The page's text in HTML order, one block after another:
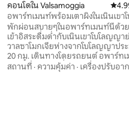
จาก 5, 118 รีวิว
คอนโดใน Valsamoggia คะแ
อพาร์ทเมนท์พร้อมเตาผิงในเนินเขาโ
โลญญา
พักผ่อนสบายๆในอพาร์ทเมนท์นี้ด้ว
เข้าอิสระดื่มด่ำกับเนินเขาโบโลญญา
วาลซาโมกเจียห่างจากโบโลญญาปร
20 กม. เดินทางโดยรถยนต์ อพาร์ท
แห่งนี้เป็นส่วนหนึ่งของบ้านไร่ในช่วงป
ยุค 1800 ที่ได้รับการปรับปรุงใหม่โดย
สถานที่ · ความคุ้มค่า · เครื่องปรับอา